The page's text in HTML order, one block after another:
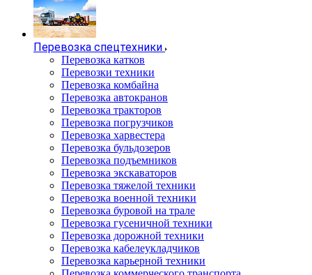
Перевозка спецтехники
Перевозка катков
Перевозки техники
Перевозка комбайна
Перевозка автокранов
Перевозка тракторов
Перевозка погрузчиков
Перевозка харвестера
Перевозка бульдозеров
Перевозка подъемников
Перевозка экскаваторов
Перевозка тяжелой техники
Перевозка военной техники
Перевозка буровой на трале
Перевозка гусеничной техники
Перевозка дорожной техники
Перевозка кабелеукладчиков
Перевозка карьерной техники